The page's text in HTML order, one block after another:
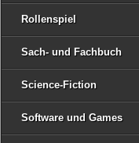
Rollenspiel
Sach- und Fachbuch
Science-Fiction
Software und Games